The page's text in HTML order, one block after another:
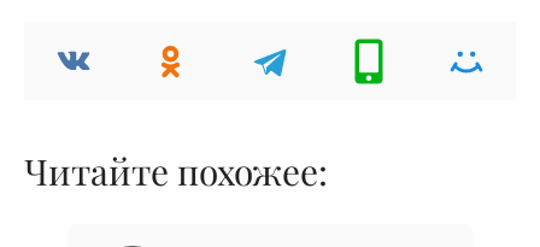
Читайте похожее: